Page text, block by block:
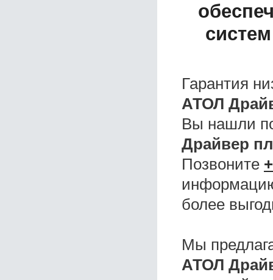
Гарантия
АТОЛ
Вы нашли
Драйвер
Позвоните
более
Мы
АТОЛ